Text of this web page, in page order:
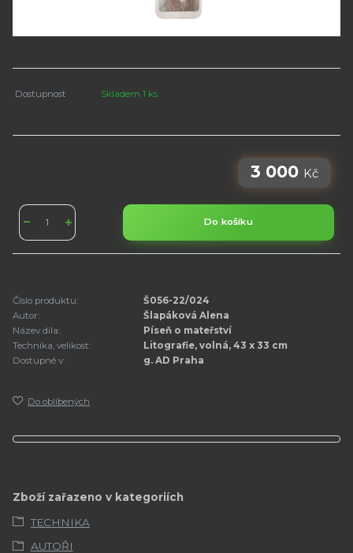
Dostupnost Skladem 1 ks
3 000 Kč
Do košíku
Číslo produktu:
Š056-22/024
Autor:
Šlapáková Alena
Název díla:
Píseň o mateřství
Technika, velikost:
Litografie, volná, 43 x 33 cm
Dostupné v:
g. AD Praha
Do oblíbených
Zboží zařazeno v kategoriích
TECHNIKA
AUTOŘI